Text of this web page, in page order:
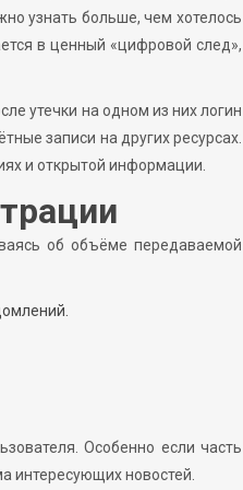
узнать больше, чем хотелось
в ценный «цифровой след»,
утечки на одном из них логин
записи на других ресурсах.
и открытой информации.
об объёме передаваемой
Особенно если часть
интересующих новостей.